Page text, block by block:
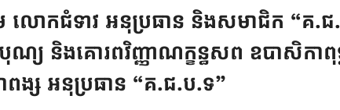
ោកជំទាវ អនុប្រធាន និងសមាជិក “គ.ជ.ប.
និងគោរពវិញ្ញាណក្ខន្ធសព ឧបាសិកាពុទ្
ាពង្ស អនុប្រធាន “គ.ជ.ប.ទ”